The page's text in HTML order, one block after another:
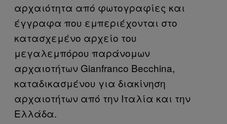
αρχαιότητα από φωτογραφίες και
έγγραφα που εμπεριέχονται στο
κατασχεμένο αρχείο του
μεγαλεμπόρου παράνομων
αρχαιοτήτων Gianfranco Becchina,
καταδικασμένου για διακίνηση
αρχαιοτήτων από την Ιταλία και την
Ελλάδα.